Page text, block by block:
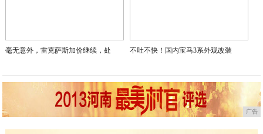
毫无意外，雷克萨斯加价继续，处 不吐不快！国内宝马3系外观改装
广告